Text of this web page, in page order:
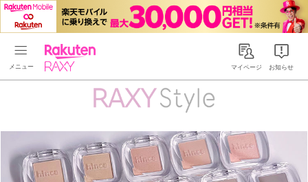
Rakuten RAXYマイページ お知らせ